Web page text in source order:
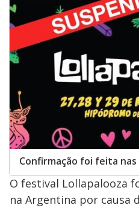
Confirmação foi feita nas
O festival Lollapalooza
na Argentina por causa